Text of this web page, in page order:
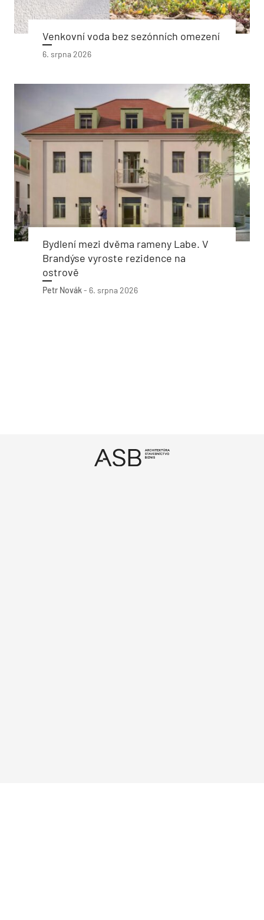
Venkovní voda bez sezónních omezení
6. srpna 2026
Bydlení mezi dvěma rameny Labe. V
Brandýse vyroste rezidence na
ostrově
Petr Novák- 6. srpna 2026